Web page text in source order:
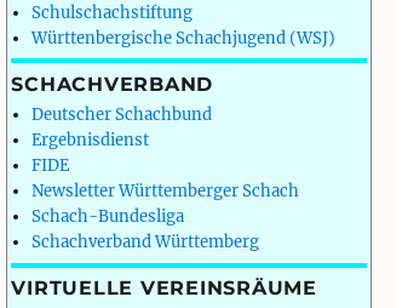
Schulschachstiftung
Württenbergische Schachjugend (WSJ)
SCHACHVERBAND
Deutscher Schachbund
Ergebnisdienst
FIDE
Newsletter Württemberger Schach
Schach-Bundesliga
Schachverband Württemberg
VIRTUELLE VEREINSRÄUME